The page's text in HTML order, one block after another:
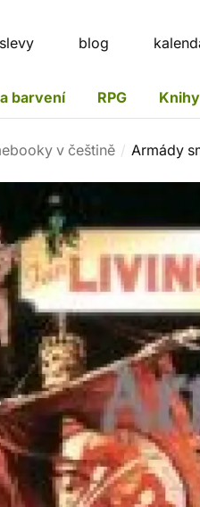
slevy blog
barvení RPG Knihy
v češtině Armády